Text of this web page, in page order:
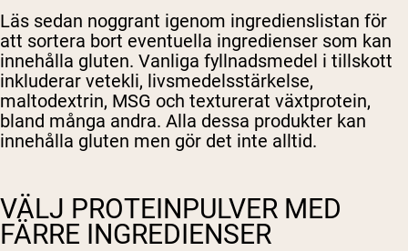
Läs sedan noggrant igenom ingredienslistan för
att sortera bort eventuella ingredienser som kan
innehålla gluten. Vanliga fyllnadsmedel i tillskott
inkluderar vetekli, livsmedelsstärkelse,
maltodextrin, MSG och texturerat växtprotein,
bland många andra. Alla dessa produkter kan
innehålla gluten men gör det inte alltid.
VÄLJ PROTEINPULVER MED
FÄRRE INGREDIENSER